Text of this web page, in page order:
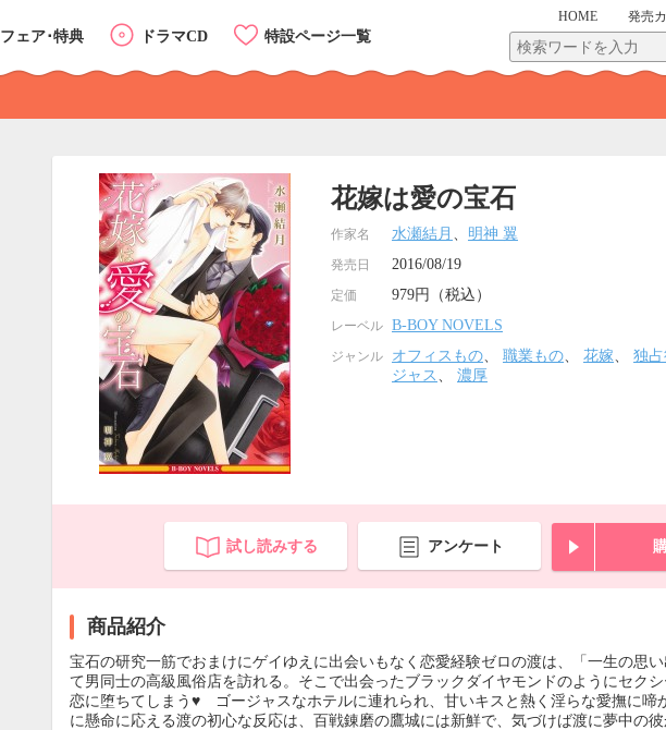
HOME 発売
フェア･特典 ドラマCD 特設ページ一覧
花嫁は愛の宝石
作家名 水瀬結月 、 明神 翼
発売日 2016/08/19
定価 979円（税込）
レーベル B-BOY NOVELS
ジャンル オフィスもの、 職業もの、 花嫁、 独占
ジャス 、 濃厚
試し読みする アンケート
商品紹介
宝石の研究一筋でおまけにゲイゆえに出会いもなく恋愛経験ゼロの渡は、「一生の思
て男同士の高級風俗店を訪れる。そこで出会ったブラックダイヤモンドのようにセク
恋に堕ちてしまう♥ ゴージャスなホテルに連れられ、甘いキスと熱く淫らな愛撫に啼
に懸命に応える渡の初心な反応は、百戦錬磨の鷹城には新鮮で、気づけば渡に夢中の